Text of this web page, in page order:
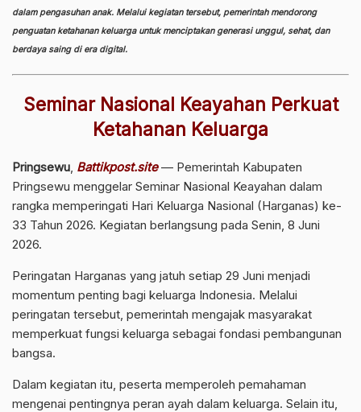
dalam pengasuhan anak. Melalui kegiatan tersebut, pemerintah mendorong
penguatan ketahanan keluarga untuk menciptakan generasi unggul, sehat, dan
berdaya saing di era digital.
Seminar Nasional Keayahan Perkuat
Ketahanan Keluarga
Pringsewu, Battikpost.site— Pemerintah Kabupaten
Pringsewu menggelar Seminar Nasional Keayahan dalam
rangka memperingati Hari Keluarga Nasional (Harganas) ke-
33 Tahun 2026. Kegiatan berlangsung pada Senin, 8 Juni
2026.
Peringatan Harganas yang jatuh setiap 29 Juni menjadi
momentum penting bagi keluarga Indonesia. Melalui
peringatan tersebut, pemerintah mengajak masyarakat
memperkuat fungsi keluarga sebagai fondasi pembangunan
bangsa.
Dalam kegiatan itu, peserta memperoleh pemahaman
mengenai pentingnya peran ayah dalam keluarga. Selain itu,